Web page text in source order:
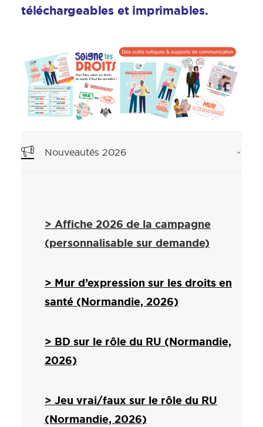
téléchargeables et imprimables.
Nouveautés 2026
> Affiche 2026 de la campagne
(personnalisable sur demande)
> Mur d’expression sur les droits en
santé (Normandie, 2026)
> BD sur le rôle du RU (Normandie,
2026)
> Jeu vrai/faux sur le rôle du RU
(Normandie, 2026)